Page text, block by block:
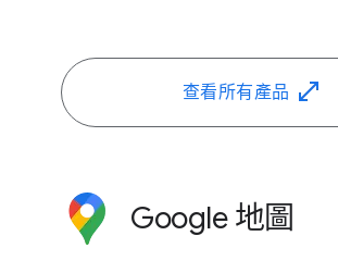
查​看​所有​產品
Google 地圖